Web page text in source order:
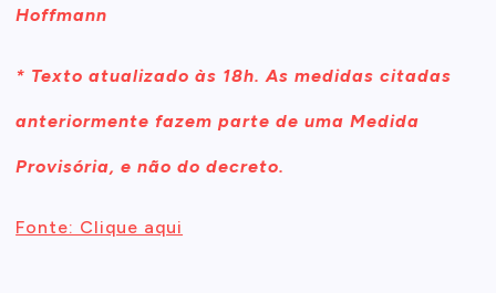
Hoffmann
* Texto atualizado às 18h. As medidas citadas
anteriormente fazem parte de uma Medida
Provisória, e não do decreto.
Fonte: Clique aqui